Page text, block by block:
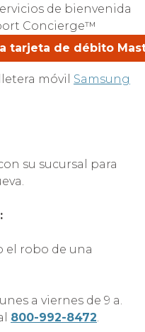
de bienvenida
Concierge™
tarjeta de débito
móvil Samsung
su sucursal para
el robo de una
a viernes de 9 a.
800-992-8472.